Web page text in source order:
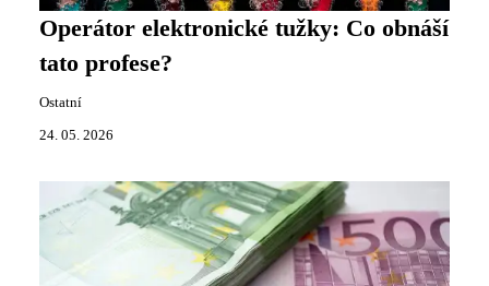
Operátor elektronické tužky: Co obnáší
tato profese?
Ostatní
24. 05. 2026